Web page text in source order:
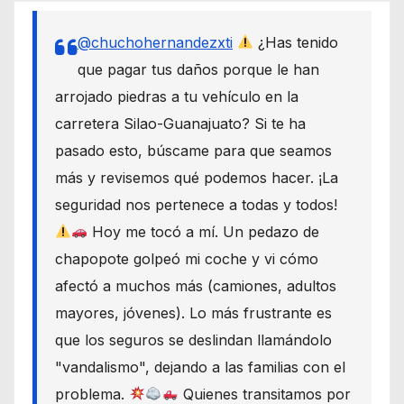
@chuchohernandezxti
¿Has tenido
que pagar tus daños porque le han
arrojado piedras a tu vehículo en la
carretera Silao-Guanajuato? Si te ha
pasado esto, búscame para que seamos
más y revisemos qué podemos hacer. ¡La
seguridad nos pertenece a todas y todos!
Hoy me tocó a mí. Un pedazo de
chapopote golpeó mi coche y vi cómo
afectó a muchos más (camiones, adultos
mayores, jóvenes). Lo más frustrante es
que los seguros se deslindan llamándolo
"vandalismo", dejando a las familias con el
problema.
Quienes transitamos por